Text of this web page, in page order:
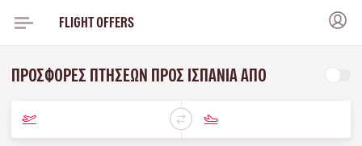
FLIGHT OFFERS
ΠΡΟΣΦΟΡΈΣ ΠΤΉΣΕΩΝ ΠΡΟΣ ΙΣΠΑΝΊΑ ΑΠΌ